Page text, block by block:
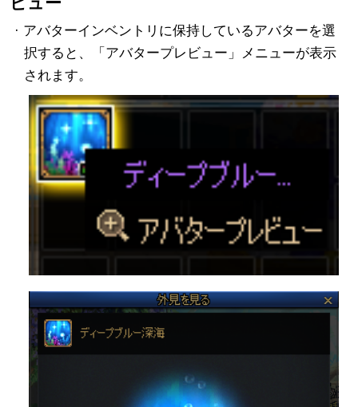
· アバターインベントリに保持しているアバターを選
択すると、「アバタープレビュー」メニューが表示
されます。